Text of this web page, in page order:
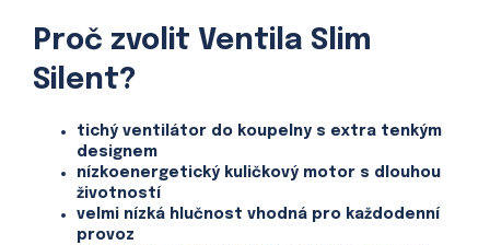
Proč zvolit Ventila Slim
Silent?
tichý ventilátor do koupelny s extra tenkým
designem
nízkoenergetický kuličkový motor s dlouhou
životností
velmi nízká hlučnost vhodná pro každodenní
provoz